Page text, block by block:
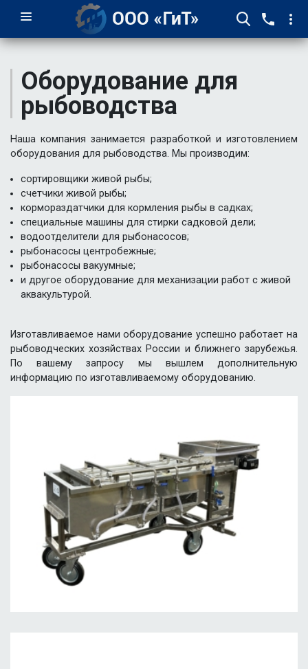
Оборудование для
рыбоводства
Наша компания занимается разработкой и изготовлением
оборудования для рыбоводства. Мы производим:
сортировщики живой рыбы;
счетчики живой рыбы;
кормораздатчики для кормления рыбы в садках;
специальные машины для стирки садковой дели;
водоотделители для рыбонасосов;
рыбонасосы центробежные;
рыбонасосы вакуумные;
и другое оборудование для механизации работ с живой
аквакультурой.
Изготавливаемое нами оборудование успешно работает на
рыбоводческих хозяйствах России и ближнего зарубежья.
По вашему запросу мы вышлем дополнительную
информацию по изготавливаемому оборудованию.